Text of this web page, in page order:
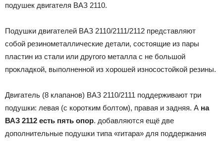
подушек двигателя ВАЗ 2110.
Подушки двигателей ВАЗ 2110/2111/2112 представляют
собой резинометаллические детали, состоящие из пары
пластин из стали или другого металла с не большой
прокладкой, выполненной из хорошей износостойкой резины.
Двигатель (8 клапанов) ВАЗ 2110/2111 поддерживают три
подушки: левая (с коротким болтом), правая и задняя. А на
ВАЗ 2112 есть пять опор. добавляются ещё две
дополнительные подушки типа «гитара» для поддержания